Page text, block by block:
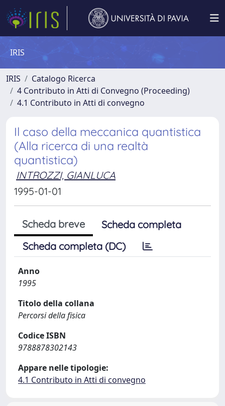
IRIS
IRIS
Catalogo Ricerca
4 Contributo in Atti di Convegno (Proceeding)
4.1 Contributo in Atti di convegno
Il caso della meccanica quantistica
(Alla ricerca di una realtà
quantistica)
INTROZZI, GIANLUCA
1995-01-01
Scheda breve
Scheda completa
Scheda completa (DC)
Anno
1995
Titolo della collana
Percorsi della fisica
Codice ISBN
9788878302143
Appare nelle tipologie:
4.1 Contributo in Atti di convegno